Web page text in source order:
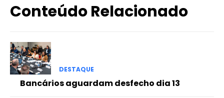
Conteúdo Relacionado
DESTAQUE
Bancários aguardam desfecho dia 13